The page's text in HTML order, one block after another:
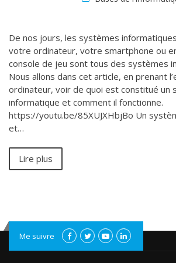
De nos jours, les systèmes
votre ordinateur, votre smartphone ou
console de jeu sont tous des systèmes
Nous allons dans cet article, en prenant
ordinateur, voir de quoi est constitué un
informatique et comment il fonctionne.
https://youtu.be/85XUJXHbjBo Un
et…
Lire plus
Me suivre